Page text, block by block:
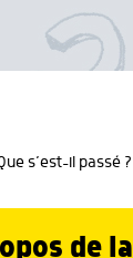
s’est-il passé ?
de la